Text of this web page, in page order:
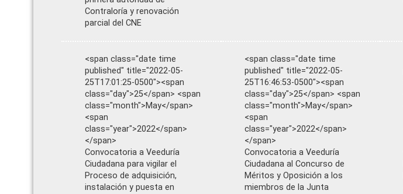
Contraloría y renovación
parcial del CNE
<span class="date time
published" title="2022-05-
25T17:01:25-0500"><span
class="day">25</span> <span
class="month">May</span>
<span
class="year">2022</span>
</span>
Convocatoria a Veeduría
Ciudadana para vigilar el
Proceso de adquisición,
instalación y puesta en
<span class="date time
published" title="2022-05-
25T16:46:53-0500"><span
class="day">25</span> <span
class="month">May</span>
<span
class="year">2022</span>
</span>
Convocatoria a Veeduría
Ciudadana al Concurso de
Méritos y Oposición a los
miembros de la Junta